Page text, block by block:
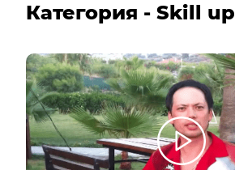
Категория - Skill up